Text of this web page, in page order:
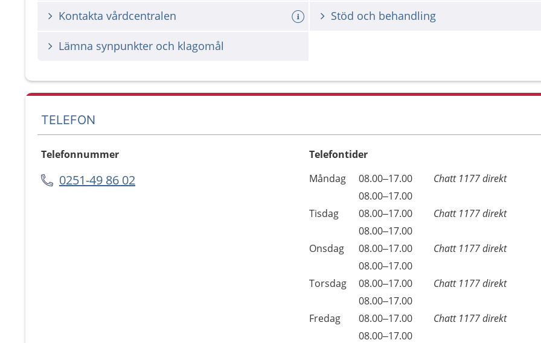
Kontakta vårdcentralen Stöd och behandling
Lämna synpunkter och klagomål
TELEFON
Telefonnummer
0251-49 86 02
Telefontider
Dag
Öppettider
Kommentarer
Måndag 08.00–17.00
Chatt 1177 direkt
08.00–17.00
Tisdag
08.00–17.00
Chatt 1177 direkt
08.00–17.00
Onsdag
08.00–17.00
Chatt 1177 direkt
08.00–17.00
Torsdag
08.00–17.00
Chatt 1177 direkt
08.00–17.00
Fredag
08.00–17.00
Chatt 1177 direkt
08.00–17.00